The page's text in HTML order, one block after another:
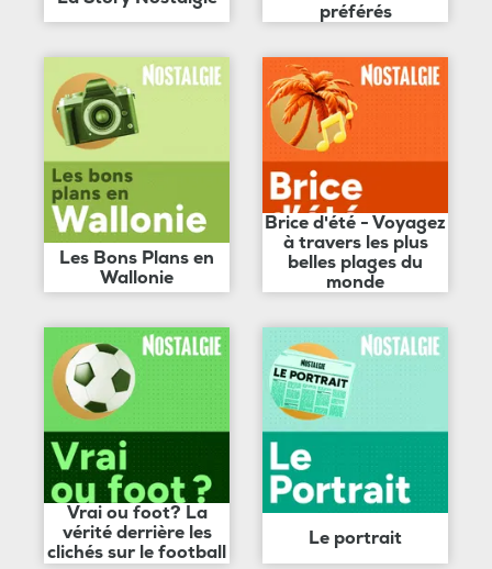
préférés
Les Bons Plans en
Wallonie
Brice d'été - Voyagez
à travers les plus
belles plages du
monde
Vrai ou foot? La
vérité derrière les
clichés sur le football
Le portrait